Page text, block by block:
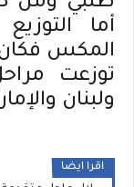
أما
المكس فكان
توزعت
ولبنان
اقرا ايضا